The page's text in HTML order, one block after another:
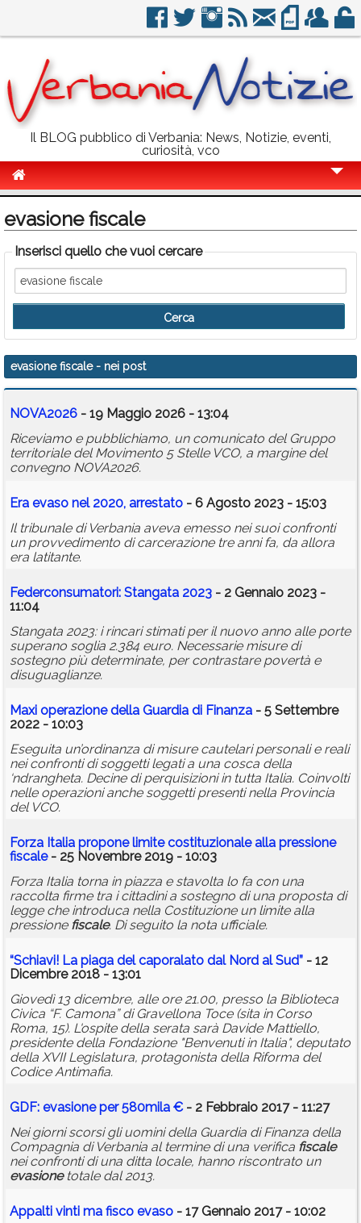
Il BLOG pubblico di Verbania: News, Notizie, eventi,
curiosità, vco
Politica
Sport
Eventi
Info Utili
Rubriche
Calendario
Annunci
evasione fiscale
Inserisci quello che vuoi cercare
evasione fiscale- nei post
NOVA2026 - 19 Maggio 2026 - 13:04
Riceviamo e pubblichiamo, un comunicato del Gruppo
territoriale del Movimento 5 Stelle VCO, a margine del
convegno NOVA2026.
Era evaso nel 2020, arrestato - 6 Agosto 2023 - 15:03
Il tribunale di Verbania aveva emesso nei suoi confronti
un provvedimento di carcerazione tre anni fa, da allora
era latitante.
Federconsumatori: Stangata 2023 - 2 Gennaio 2023 -
11:04
Stangata 2023: i rincari stimati per il nuovo anno alle porte
superano soglia 2.384 euro. Necessarie misure di
sostegno più determinate, per contrastare povertà e
disuguaglianze.
Maxi operazione della Guardia di Finanza - 5 Settembre
2022 - 10:03
Eseguita un’ordinanza di misure cautelari personali e reali
nei confronti di soggetti legati a una cosca della
‘ndrangheta. Decine di perquisizioni in tutta Italia. Coinvolti
nelle operazioni anche soggetti presenti nella Provincia
del VCO.
Forza Italia propone limite costituzionale alla pressione
fiscale- 25 Novembre 2019 - 10:03
Forza Italia torna in piazza e stavolta lo fa con una
raccolta firme tra i cittadini a sostegno di una proposta di
legge che introduca nella Costituzione un limite alla
pressione fiscale. Di seguito la nota ufficiale.
“Schiavi! La piaga del caporalato dal Nord al Sud” - 12
Dicembre 2018 - 13:01
Giovedì 13 dicembre, alle ore 21.00, presso la Biblioteca
Civica “F. Camona” di Gravellona Toce (sita in Corso
Roma, 15). L'ospite della serata sarà Davide Mattiello,
presidente della Fondazione "Benvenuti in Italia", deputato
della XVII Legislatura, protagonista della Riforma del
Codice Antimafia.
GDF: evasioneper 580mila €- 2 Febbraio 2017 - 11:27
Nei giorni scorsi gli uomini della Guardia di Finanza della
Compagnia di Verbania al termine di una verifica fiscale
nei confronti di una ditta locale, hanno riscontrato un
evasionetotale dal 2013.
Appalti vinti ma fisco evaso - 17 Gennaio 2017 - 10:02